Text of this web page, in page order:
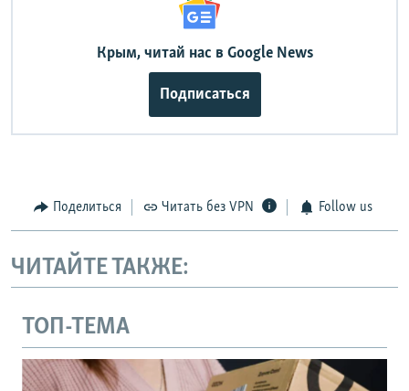
Крым, читай нас в Google News
Подписаться
Поделиться Читать без VPN Follow us
ЧИТАЙТЕ ТАКЖЕ:
ТОП-ТЕМА